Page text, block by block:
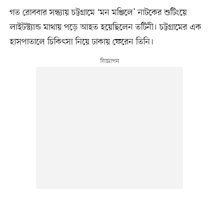
গত রোববার সন্ধ্যায় চট্টগ্রামে ‘মন মঞ্জিলে’ নাটকের শুটিংয়ে
লাইটস্ট্যান্ড মাথায় পড়ে আহত হয়েছিলেন তটিনী। চট্টগ্রামের এক
হাসপাতালে চিকিৎসা নিয়ে ঢাকায় ফেরেন তিনি।